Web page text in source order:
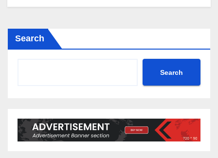
Search
Search